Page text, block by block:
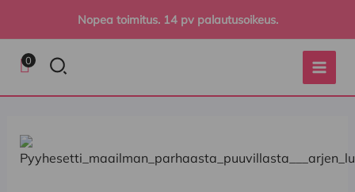
Nopea toimitus. 14 pv palautusoikeus.
0 Hae
Kylpypyyhe,
70*140cm,
Kasvopyyhe,
50*100cm,